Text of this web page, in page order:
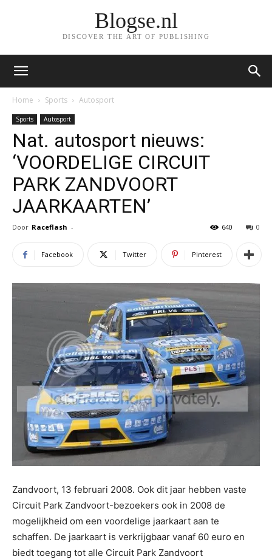
Blogse.nl
DISCOVER THE ART OF PUBLISHING
Home Sports Autosport
Sports Autosport
Nat. autosport nieuws:
‘VOORDELIGE CIRCUIT
PARK ZANDVOORT
JAARKAARTEN’
Door Raceflash - 0
640
Facebook Twitter Pinterest
Zandvoort, 13 februari 2008. Ook dit jaar hebben vaste
Circuit Park Zandvoort-bezoekers ook in 2008 de
mogelijkheid om een voordelige jaarkaart aan te
schaffen. De jaarkaart is verkrijgbaar vanaf 60 euro en
biedt toegang tot alle Circuit Park Zandvoort